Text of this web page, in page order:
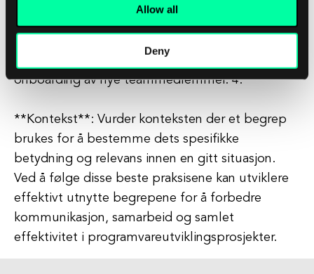
Allow all
Deny
prosjektet ditt for å lette kunnskapsdeling og
onboarding av nye teammedlemmer. 4.
**Kontekst**: Vurder konteksten der et begrep
brukes for å bestemme dets spesifikke
betydning og relevans innen en gitt situasjon.
Ved å følge disse beste praksisene kan utviklere
effektivt utnytte begrepene for å forbedre
kommunikasjon, samarbeid og samlet
effektivitet i programvareutviklingsprosjekter.